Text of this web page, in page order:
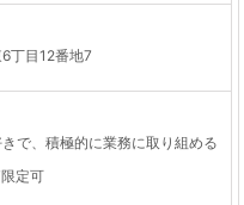
丁目12番地7
で、積極的に業務に取り組める
定可